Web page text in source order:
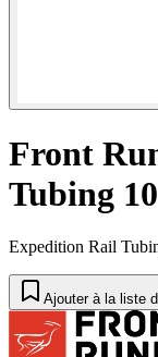
Front
Tubing
Expedition Rail
Ajouter à la liste